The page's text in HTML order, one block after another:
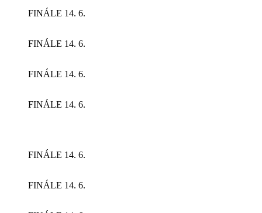
FINÁLE 14. 6.
FINÁLE 14. 6.
FINÁLE 14. 6.
FINÁLE 14. 6.
FINÁLE 14. 6.
FINÁLE 14. 6.